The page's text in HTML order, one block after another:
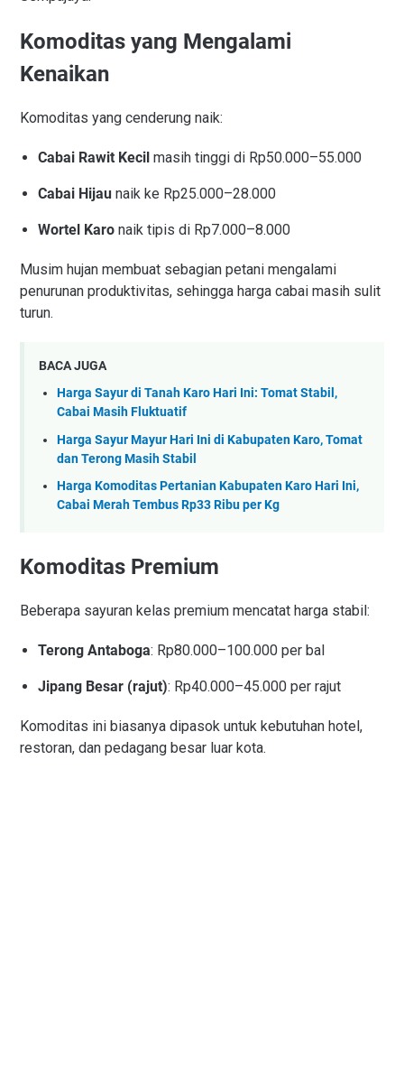
Komoditas yang Mengalami
Kenaikan
Komoditas yang cenderung naik:
Cabai Rawit Kecil masih tinggi di Rp50.000–55.000
Cabai Hijau naik ke Rp25.000–28.000
Wortel Karo naik tipis di Rp7.000–8.000
Musim hujan membuat sebagian petani mengalami
penurunan produktivitas, sehingga harga cabai masih sulit
turun.
BACA JUGA
Harga Sayur di Tanah Karo Hari Ini: Tomat Stabil,
Cabai Masih Fluktuatif
Harga Sayur Mayur Hari Ini di Kabupaten Karo, Tomat
dan Terong Masih Stabil
Harga Komoditas Pertanian Kabupaten Karo Hari Ini,
Cabai Merah Tembus Rp33 Ribu per Kg
Komoditas Premium
Beberapa sayuran kelas premium mencatat harga stabil:
Terong Antaboga: Rp80.000–100.000 per bal
Jipang Besar (rajut): Rp40.000–45.000 per rajut
Komoditas ini biasanya dipasok untuk kebutuhan hotel,
restoran, dan pedagang besar luar kota.